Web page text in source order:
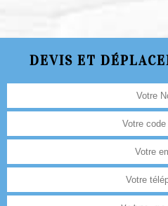
DEVIS ET